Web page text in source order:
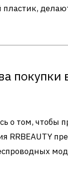
пластик,
покупки
о том, чтобы
RRBEAUTY